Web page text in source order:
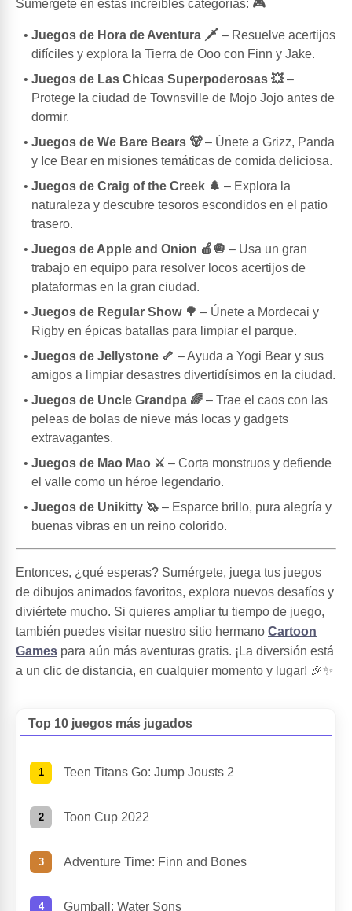
Sumérgete en estas increíbles categorías: 🎮
Juegos de Hora de Aventura 🗡️ – Resuelve acertijos
difíciles y explora la Tierra de Ooo con Finn y Jake.
Juegos de Las Chicas Superpoderosas 💥–
Protege la ciudad de Townsville de Mojo Jojo antes de
dormir.
Juegos de We Bare Bears 🐻– Únete a Grizz, Panda
y Ice Bear en misiones temáticas de comida deliciosa.
Juegos de Craig of the Creek 🌲 – Explora la
naturaleza y descubre tesoros escondidos en el patio
trasero.
Juegos de Apple and Onion 🍎🧅 – Usa un gran
trabajo en equipo para resolver locos acertijos de
plataformas en la gran ciudad.
Juegos de Regular Show 🌳 – Únete a Mordecai y
Rigby en épicas batallas para limpiar el parque.
Juegos de Jellystone 🦴 – Ayuda a Yogi Bear y sus
amigos a limpiar desastres divertidísimos en la ciudad.
Juegos de Uncle Grandpa 🌈 – Trae el caos con las
peleas de bolas de nieve más locas y gadgets
extravagantes.
Juegos de Mao Mao ⚔️ – Corta monstruos y defiende
el valle como un héroe legendario.
Juegos de Unikitty 🦄 – Esparce brillo, pura alegría y
buenas vibras en un reino colorido.
Entonces, ¿qué esperas? Sumérgete, juega tus juegos
de dibujos animados favoritos, explora nuevos desafíos y
diviértete mucho. Si quieres ampliar tu tiempo de juego,
también puedes visitar nuestro sitio hermano Cartoon
Games para aún más aventuras gratis. ¡La diversión está
a un clic de distancia, en cualquier momento y lugar! 🎉✨
Top 10 juegos más jugados
Teen Titans Go: Jump Jousts 2
Toon Cup 2022
Adventure Time: Finn and Bones
Gumball: Water Sons